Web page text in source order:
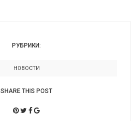
РУБРИКИ:
НОВОСТИ
SHARE THIS POST